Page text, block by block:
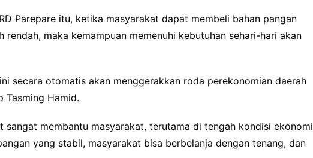
Parepare itu, ketika masyarakat dapat membeli bahan pangan
rendah, maka kemampuan memenuhi kebutuhan sehari-hari akan
secara otomatis akan menggerakkan roda perekonomian daerah
Tasming Hamid.
sangat membantu masyarakat, terutama di tengah kondisi ekonomi
yang stabil, masyarakat bisa berbelanja dengan tenang, dan